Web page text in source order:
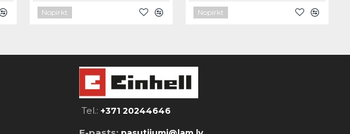
Nopirkt Nopirkt
Tel.:+371 20244646